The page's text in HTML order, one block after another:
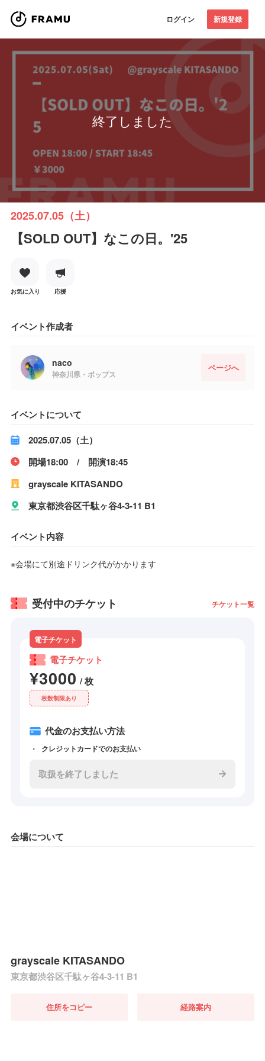
ログイン 新規登録
終了しました
2025.07.05（土）
【SOLD OUT】なこの日。'25
お気に入り 応援
イベント作成者
naco
神奈川県・ポップス
ページへ
イベントについて
2025.07.05（土）
開場18:00 / 開演18:45
grayscale KITASANDO
東京都渋谷区千駄ヶ谷4-3-11 B1
イベント内容
※会場にて別途ドリンク代がかかります
受付中のチケット チケット一覧
電子チケット
電子チケット
¥3000 / 枚
枚数制限あり
代金のお支払い方法
クレジットカードでのお支払い
取扱を終了しました
会場について
grayscale KITASANDO
東京都渋谷区千駄ヶ谷4-3-11 B1
住所をコピー 経路案内